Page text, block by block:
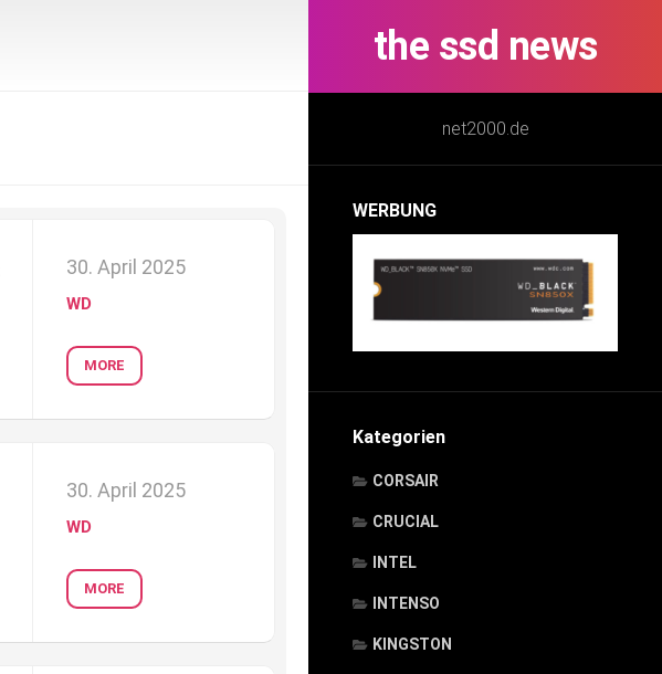
the ssd news
net2000.de
WERBUNG
Kategorien
CORSAIR
CRUCIAL
INTEL
INTENSO
KINGSTON
30. April 2025
WD
MORE
30. April 2025
WD
MORE